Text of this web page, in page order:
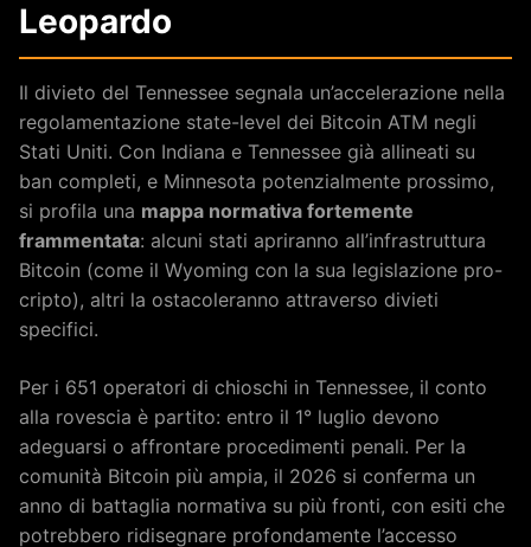
Leopardo
Il divieto del Tennessee segnala un’accelerazione nella
regolamentazione state-level dei Bitcoin ATM negli
Stati Uniti. Con Indiana e Tennessee già allineati su
ban completi, e Minnesota potenzialmente prossimo,
si profila una mappa normativa fortemente
frammentata: alcuni stati apriranno all’infrastruttura
Bitcoin (come il Wyoming con la sua legislazione pro-
cripto), altri la ostacoleranno attraverso divieti
specifici.
Per i 651 operatori di chioschi in Tennessee, il conto
alla rovescia è partito: entro il 1° luglio devono
adeguarsi o affrontare procedimenti penali. Per la
comunità Bitcoin più ampia, il 2026 si conferma un
anno di battaglia normativa su più fronti, con esiti che
potrebbero ridisegnare profondamente l’accesso